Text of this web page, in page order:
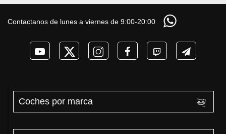
DM-i y EV con más
coches eléctricos y
PHEV 2026
COCHE que NO lo
necesita? PRUEBA
de AUTONOMÍA
Contactanos de lunes a viernes de 9:00-20:00
Coches por marca